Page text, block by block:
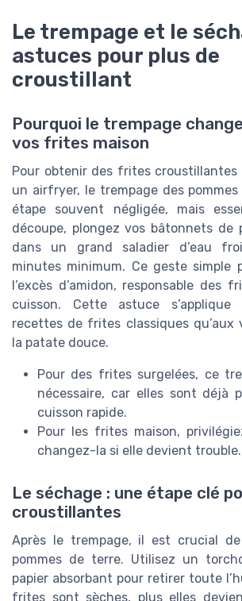
Le trempage et le
astuces pour plus de
croustillant
Pourquoi le trempage
vos frites maison
Pour obtenir des frites croustillantes
un airfryer, le trempage des
étape souvent négligée, mais
découpe, plongez vos bâtonnets de
dans un grand saladier d’eau
minutes minimum. Ce geste simple
l’excès d’amidon, responsable des
cuisson. Cette astuce
recettes de frites classiques qu’aux
la patate douce.
Pour des frites surgelées, ce
nécessaire, car elles sont déjà
cuisson rapide.
Pour les frites maison,
changez-la si elle devient trouble.
Le séchage : une étape clé
croustillantes
Après le trempage, il est crucial
pommes de terre. Utilisez un
papier absorbant pour retirer toute
frites sont sèches, plus elles